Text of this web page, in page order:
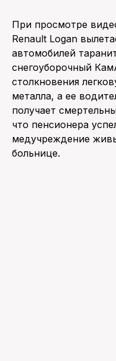
При просмотре
Renault Logan
автомобилей
снегоуборочный
столкновения
металла, а ее
получает
что пенсионера
медучреждение
больнице.